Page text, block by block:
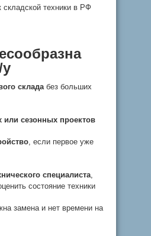
складской техники в РФ
складабез больших
или сезонных проектов
, если первое уже
специалиста,
состояние техники
замена и нет времени на